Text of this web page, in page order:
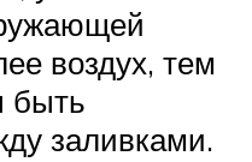
воздух, тем
быть
заливками.